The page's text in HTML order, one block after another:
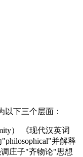
下三个层面：
） 《现代汉英词
并解释
庄子"齐物论"思想